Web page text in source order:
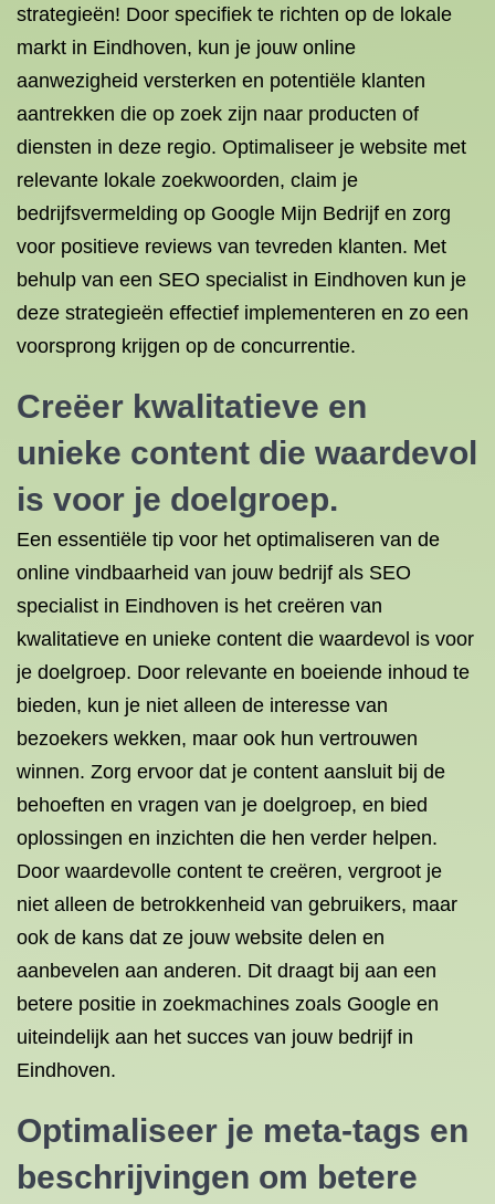
strategieën! Door specifiek te richten op de lokale
markt in Eindhoven, kun je jouw online
aanwezigheid versterken en potentiële klanten
aantrekken die op zoek zijn naar producten of
diensten in deze regio. Optimaliseer je website met
relevante lokale zoekwoorden, claim je
bedrijfsvermelding op Google Mijn Bedrijf en zorg
voor positieve reviews van tevreden klanten. Met
behulp van een SEO specialist in Eindhoven kun je
deze strategieën effectief implementeren en zo een
voorsprong krijgen op de concurrentie.
Creëer kwalitatieve en
unieke content die waardevol
is voor je doelgroep.
Een essentiële tip voor het optimaliseren van de
online vindbaarheid van jouw bedrijf als SEO
specialist in Eindhoven is het creëren van
kwalitatieve en unieke content die waardevol is voor
je doelgroep. Door relevante en boeiende inhoud te
bieden, kun je niet alleen de interesse van
bezoekers wekken, maar ook hun vertrouwen
winnen. Zorg ervoor dat je content aansluit bij de
behoeften en vragen van je doelgroep, en bied
oplossingen en inzichten die hen verder helpen.
Door waardevolle content te creëren, vergroot je
niet alleen de betrokkenheid van gebruikers, maar
ook de kans dat ze jouw website delen en
aanbevelen aan anderen. Dit draagt bij aan een
betere positie in zoekmachines zoals Google en
uiteindelijk aan het succes van jouw bedrijf in
Eindhoven.
Optimaliseer je meta-tags en
beschrijvingen om betere